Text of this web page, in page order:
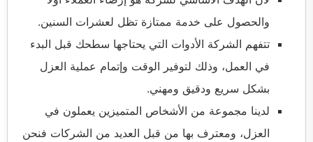
والحصول على خدمة ممتازة تظل لعشرات السنين.
تتفهم الشركة الأدوات التي يحتاجها سطحك قبل البدء
في العمل، وذلك لتوفير الوقت وإتمام عملية العزل
بشكل سريع ودقيق ومهني.
لدينا مجموعة من الأشخاص المتميزين يعملون في
العزل، ومعترف بها من قبل العديد من الشركات فنحن